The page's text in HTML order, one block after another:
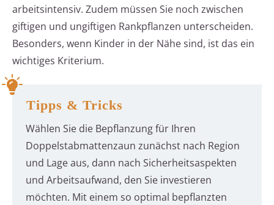
arbeitsintensiv. Zudem müssen Sie noch zwischen
giftigen und ungiftigen Rankpflanzen unterscheiden.
Besonders, wenn Kinder in der Nähe sind, ist das ein
wichtiges Kriterium.
Tipps & Tricks
Wählen Sie die Bepflanzung für Ihren
Doppelstabmattenzaun zunächst nach Region
und Lage aus, dann nach Sicherheitsaspekten
und Arbeitsaufwand, den Sie investieren
möchten. Mit einem so optimal bepflanzten